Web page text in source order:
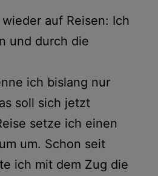
auf Reisen: Ich
und durch die
ich bislang nur
soll sich jetzt
setze ich einen
um. Schon seit
ich mit dem Zug die